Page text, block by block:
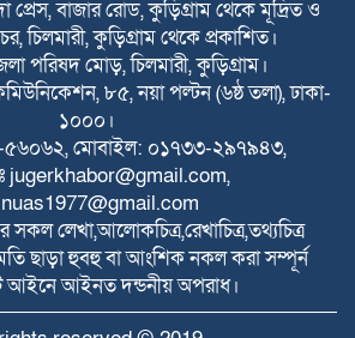
শহীদ রাজিবের কবরে শুদ্ধা নিবেদন
উপজেলা প্রশাসন
বাঁশঝাড় থেকে বিপুল পরিমাণ ভারতীয় প্যান্টের
ও ৬০ কেজি জিরা জব্দ
বিনিয়োগ এবং আরও দক্ষ কর্মী
আগ্রহী সৌদি আরব : পররাষ্ট্র প্রতিমন্ত্রী
জুলাই গণঅভ্যুত্থান দিবস আজ
বাজার রোড, কুড়িগ্রাম থেকে মূদ্রিত ও
চিলমারী, কুড়িগ্রাম থেকে প্রকাশিত।
পরিষদ মোড়, চিলমারী, কুড়িগ্রাম।
৮৫, নয়া পল্টন (৬ষ্ঠ তলা), ঢাকা-
১০০০।
মোবাইল: ০১৭৩৩-২৯৭৯৪৩,
jugerkhabor@gmail.com,
লেখা,আলোকচিত্র,রেখাচিত্র,তথ্যচিত্র
ছাড়া হুবহু বা আংশিক নকল করা সম্পূর্ন
আইনে আইনত দন্ডনীয় অপরাধ।